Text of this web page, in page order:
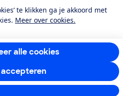
te klikken ga je akkoord met
Meer over cookies.
alle cookies
nieuws
TwitterInstagram
YoutubeLinkedIn
de Consumentenbondmet gemiddeld